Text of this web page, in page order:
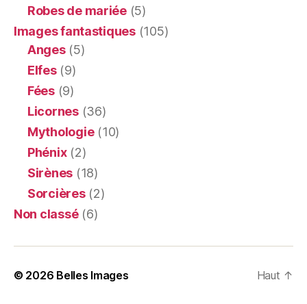
Robes de mariée(5)
Images fantastiques(105)
Anges(5)
Elfes(9)
Fées(9)
Licornes(36)
Mythologie(10)
Phénix(2)
Sirènes (18)
Sorcières(2)
Non classé(6)
© 2026 Belles Images Haut ↑